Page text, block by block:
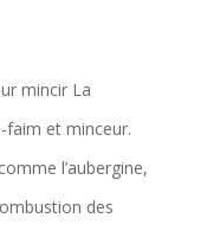
mincir La
faim et minceur.
l’aubergine,
des